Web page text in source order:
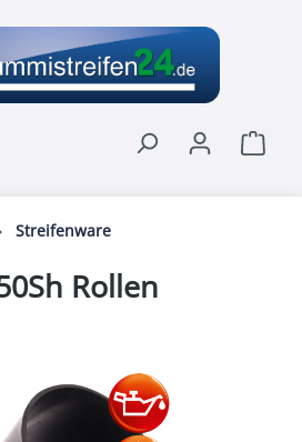
Streifenware
Rollen